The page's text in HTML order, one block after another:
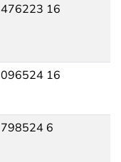
476223 16
096524 16
798524 6